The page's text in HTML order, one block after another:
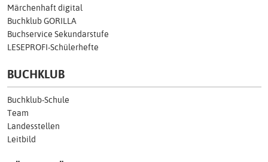
Märchenhaft digital
Buchklub GORILLA
Buchservice Sekundarstufe
LESEPROFI-Schülerhefte
BUCHKLUB
Buchklub-Schule
Team
Landesstellen
Leitbild